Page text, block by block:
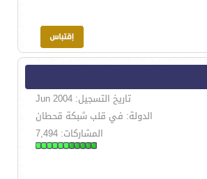
تاريخ التسجيل: Jun 2004
الدولة: في قلب شبكة قحطان
المشاركات: 7,494